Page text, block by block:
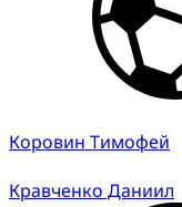
Коровин Тимофей
Кравченко Даниил